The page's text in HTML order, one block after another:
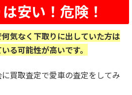
安い！危険！
気なく下取りに出していた方は
る可能性が高いです。
に買取査定で愛車の査定をしてみ